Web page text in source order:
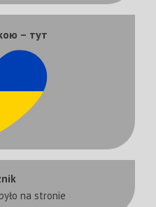
– тут
na stronie